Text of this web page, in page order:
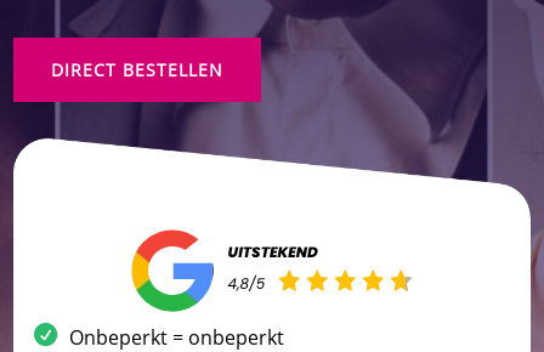
DIRECT BESTELLEN
Onbeperkt = onbeperkt